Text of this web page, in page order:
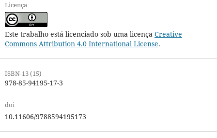
Licença
Este trabalho está licenciado sob uma licença Creative
Commons Attribution 4.0 International License.
ISBN-13 (15)
978-85-94195-17-3
doi
10.11606/9788594195173